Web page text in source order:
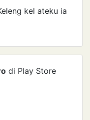
kel ateku ia
di Play Store